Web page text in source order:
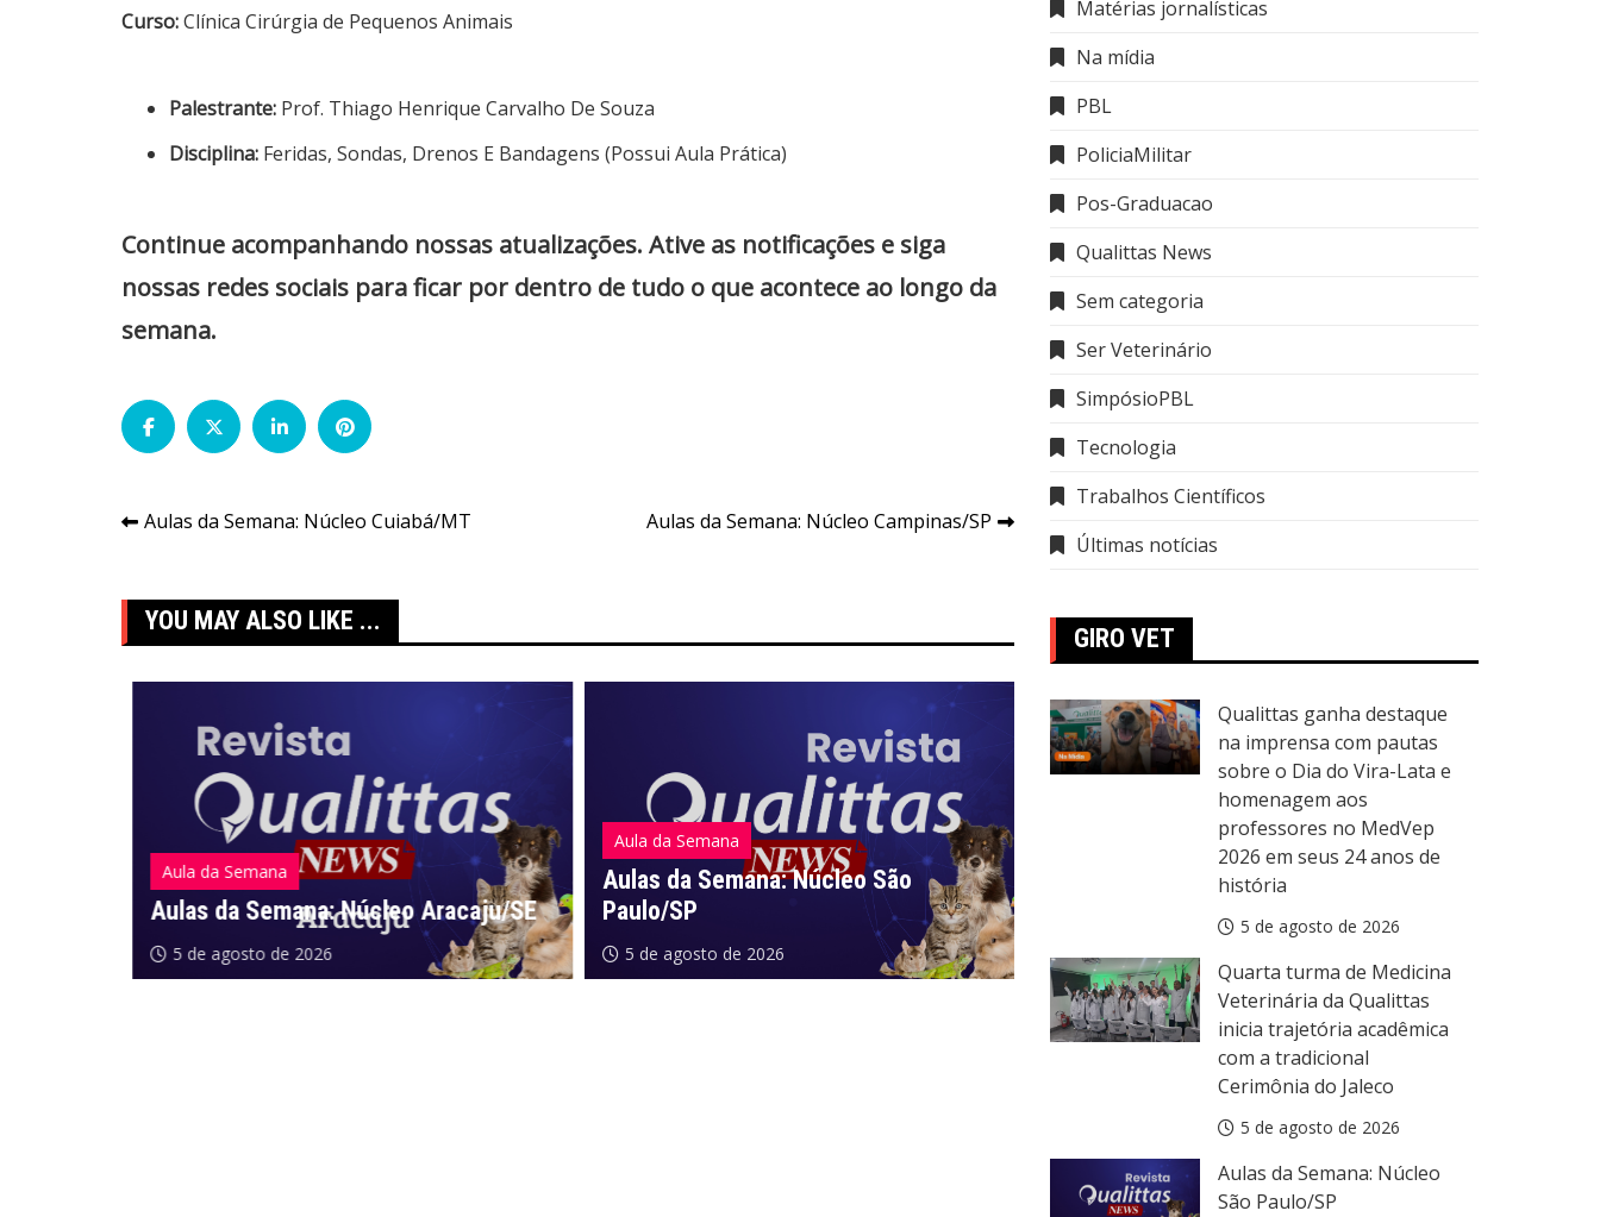
Curso:Clínica Cirúrgia de Pequenos Animais
Palestrante: Prof. Thiago Henrique Carvalho De Souza
Disciplina: Feridas, Sondas, Drenos E Bandagens (Possui Aula Prática)
Continue acompanhando nossas atualizações. Ative as notificações e siga
nossas redes sociais para ficar por dentro de tudo o que acontece ao longo da
semana.
Navegação
Post
Aulas da Semana: Núcleo Cuiabá/MT Aulas da Semana: Núcleo Campinas/SP
YOU MAY ALSO LIKE ...
Aula da Semana
Aulas da Semana: Núcleo Aracaju/SE
5 de agosto de 2026
Aula da Semana
Aulas da Semana: Núcleo São
Paulo/SP
5 de agosto de 2026
Aulas da Semana: Núcleo Aracaju/SE
5 de agosto de 2026
Matérias jornalísticas
Na mídia
PBL
PoliciaMilitar
Pos-Graduacao
Qualittas News
Sem categoria
Ser Veterinário
SimpósioPBL
Tecnologia
Trabalhos Científicos
Últimas notícias
GIRO VET
Qualittas ganha destaque
na imprensa com pautas
sobre o Dia do Vira-Lata e
homenagem aos
professores no MedVep
2026 em seus 24 anos de
história
5 de agosto de 2026
Quarta turma de Medicina
Veterinária da Qualittas
inicia trajetória acadêmica
com a tradicional
Cerimônia do Jaleco
5 de agosto de 2026
Aulas da Semana: Núcleo
São Paulo/SP